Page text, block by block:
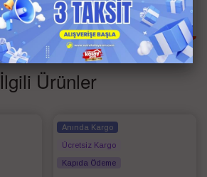
İlgili Ürünler
Anında Kargo
Ücretsiz Kargo
Kapıda Ödeme